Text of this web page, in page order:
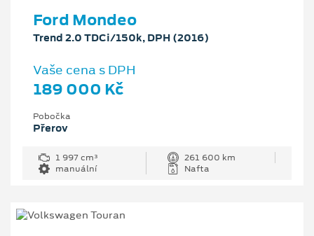
Ford Mondeo
Trend 2.0 TDCi/150k, DPH (2016)
Vaše cena s DPH
189 000 Kč
Pobočka
Přerov
1 997 cm³
261 600 km
manuální
Nafta